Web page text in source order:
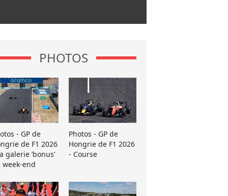
PHOTOS
- GP de
de F1 2026
galerie ’bonus’
week-end
Photos - GP de
Hongrie de F1 2026
- Course